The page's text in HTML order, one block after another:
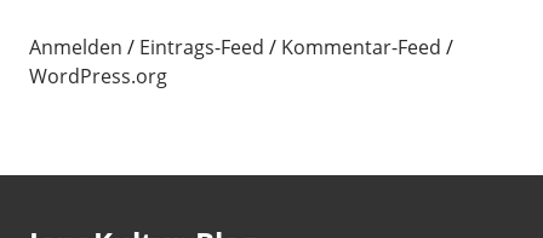
Anmelden Eintrags-Feed
Kommentar-Feed
WordPress.org